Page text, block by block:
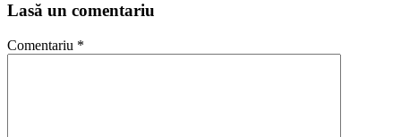
Lasă un comentariu
Comentariu *